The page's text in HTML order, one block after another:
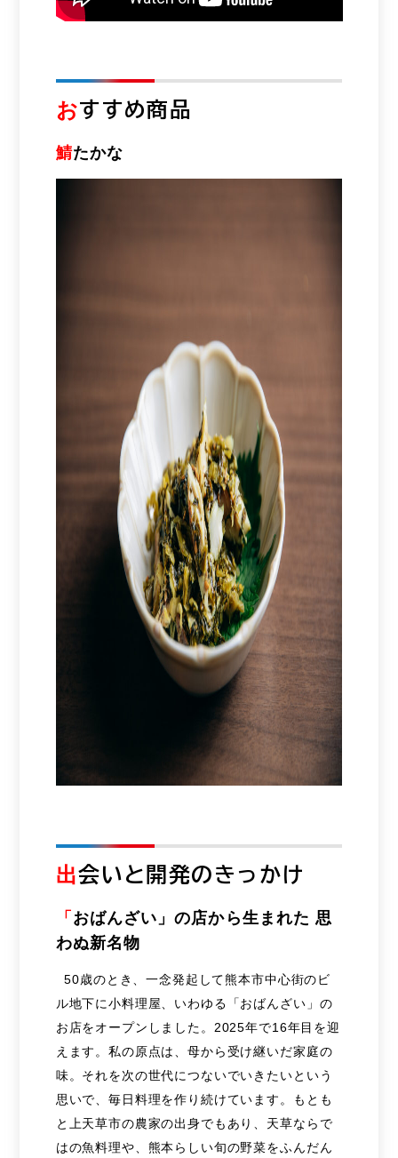
おすすめ商品
鯖たかな
出会いと開発のきっかけ
「 おばんざい」の店から生まれた 思
わぬ新名物
50歳のとき、一念発起して熊本市中心街のビ
ル地下に小料理屋、いわゆる「おばんざい」の
お店をオープンしました。2025年で16年目を迎
えます。私の原点は、母から受け継いだ家庭の
味。それを次の世代につないでいきたいという
思いで、毎日料理を作り続けています。もとも
と上天草市の農家の出身でもあり、天草ならで
はの魚料理や、熊本らしい旬の野菜をふんだん